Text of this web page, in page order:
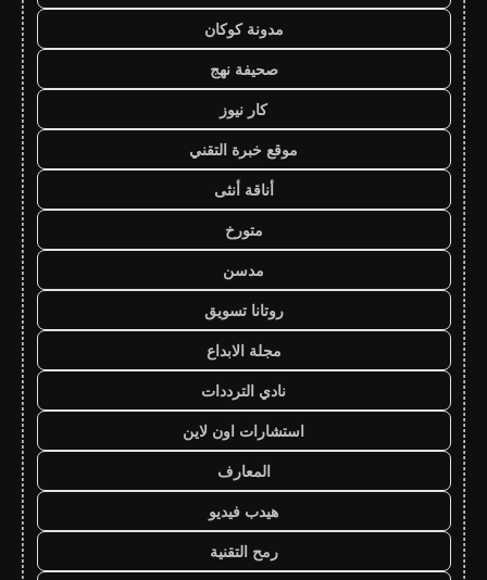
مدونة كوكان
صحيفة نهج
كار نيوز
موقع خبرة التقني
أناقة أنثى
متورخ
مدسن
روتانا تسويق
مجلة الابداع
نادي الترددات
استشارات اون لاين
المعارف
هيدب فيديو
رمح التقنية